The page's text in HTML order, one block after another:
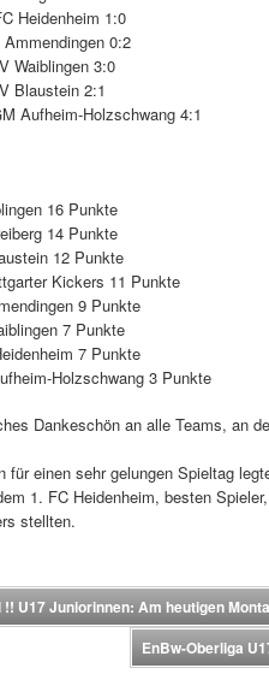
Heidenheim 1:0
0:2
Waiblingen 3:0
Blaustein 2:1
Aufheim-Holzschwang 4:1
16 Punkte
14 Punkte
12 Punkte
Kickers 11 Punkte
9 Punkte
7 Punkte
7 Punkte
Holzschwang 3 Punkte
Dankeschön an alle Teams, an
für einen sehr gelungen Spieltag
1. FC Heidenheim, besten
stellten.
U17 Juniorinnen: Am heutigen
EnBw-Oberliga